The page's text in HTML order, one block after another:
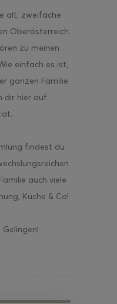
alt, zweifache
Oberösterreich.
zu meinen
einfach es ist,
ganzen Familie
dir hier auf
findest du
auch viele
Küche & Co!